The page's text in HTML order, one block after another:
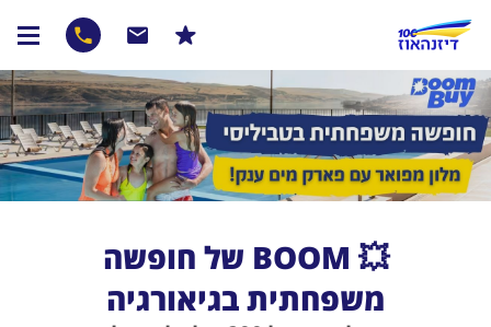
💥 BOOM של חופשה
משפחתית בגיאורגיה